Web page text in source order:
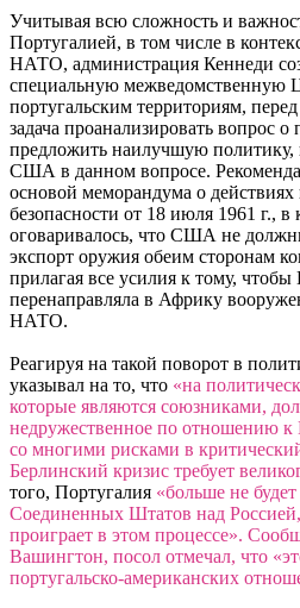
Учитывая всю сложность и
Португалией, в том числе в
НАТО, администрация Кеннеди
специальную межведомственную
португальским территориям,
задача проанализировать вопрос
предложить наилучшую политику,
США в данном вопросе.
основой меморандума о
безопасности от 18 июля 1961 г., в
оговаривалось, что США не
экспорт оружия обеим сторонам
прилагая все усилия к тому, чтобы
перенаправляла в Африку
НАТО.
Реагируя на такой поворот в
указывал на то, что «на
которые являются союзниками,
недружественное по отношению
со многими рисками в
Берлинский кризис требует
того, Португалия «больше не
Соединенных Штатов над
проиграет в этом процессе».
Вашингтон, посол отмечал, что
португальско-американских